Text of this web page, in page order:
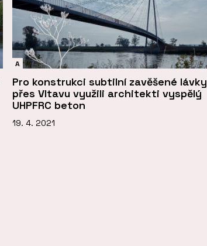
A
Pro konstrukci subtilní zavěšené lávky
přes Vltavu využili architekti vyspělý
UHPFRC beton
19. 4. 2021